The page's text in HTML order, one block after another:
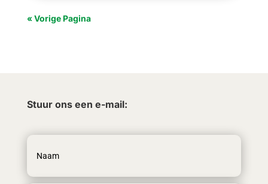
« Vorige Pagina
Stuur ons een e-mail: